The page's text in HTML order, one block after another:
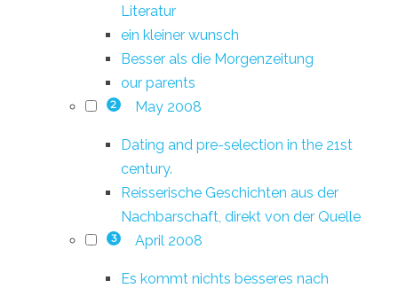
Literatur
ein kleiner wunsch
Besser als die Morgenzeitung
our parents
2 May 2008
Dating and pre-selection in the 21st
century.
Reisserische Geschichten aus der
Nachbarschaft, direkt von der Quelle
3 April 2008
Es kommt nichts besseres nach